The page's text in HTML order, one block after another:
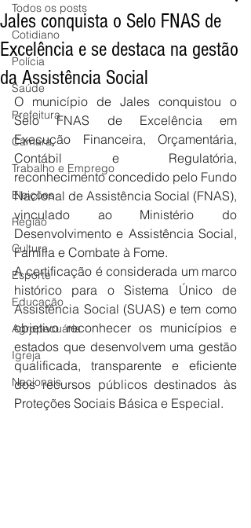
Todos os posts
Cotidiano
Polícia
Saúde
Prefeitura
Câmara
Trabalho e Emprego
Eleições
Região
Cultura
Esporte
Educação
Agropecuária
Igreja
Nacionais
Jales conquista o Selo FNAS de
Excelência e se destaca na gestão
da Assistência Social
O município de Jales conquistou o
Selo FNAS de Excelência em
Execução Financeira, Orçamentária,
Contábil e Regulatória,
reconhecimento concedido pelo Fundo
Nacional de Assistência Social (FNAS),
vinculado ao Ministério do
Desenvolvimento e Assistência Social,
Família e Combate à Fome.
A certificação é considerada um marco
histórico para o Sistema Único de
Assistência Social (SUAS) e tem como
objetivo reconhecer os municípios e
estados que desenvolvem uma gestão
qualificada, transparente e eficiente
dos recursos públicos destinados às
Proteções Sociais Básica e Especial.